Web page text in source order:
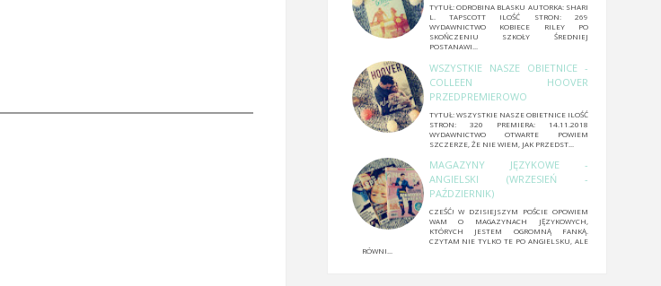
TYTUŁ: ODROBINA BLASKU AUTORKA: SHARI
L. TAPSCOTT ILOŚĆ STRON: 269
WYDAWNICTWO KOBIECE RILEY PO
SKOŃCZENIU SZKOŁY ŚREDNIEJ
POSTANAWI...
WSZYSTKIE NASZE OBIETNICE -
COLLEEN HOOVER
PRZEDPREMIEROWO
TYTUŁ: WSZYSTKIE NASZE OBIETNICE ILOŚĆ
STRON: 320 PREMIERA: 14.11.2018
WYDAWNICTWO OTWARTE POWIEM
SZCZERZE, ŻE NIE WIEM, JAK PRZEDST...
MAGAZYNY JĘZYKOWE -
ANGIELSKI (WRZESIEŃ -
PAŹDZIERNIK)
CZEŚĆ! W DZISIEJSZYM POŚCIE OPOWIEM
WAM O MAGAZYNACH JĘZYKOWYCH,
KTÓRYCH JESTEM OGROMNĄ FANKĄ.
CZYTAM NIE TYLKO TE PO ANGIELSKU, ALE
RÓWNI...